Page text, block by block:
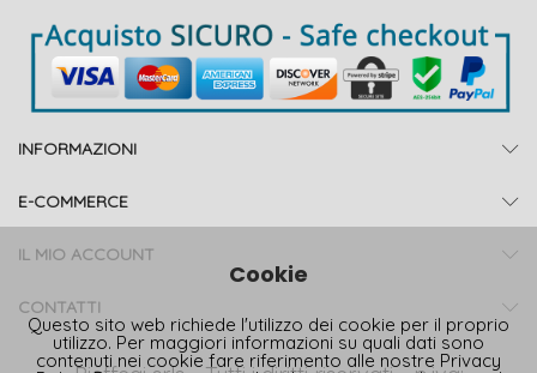
Cookie
Questo sito web richiede l'utilizzo dei cookie per il proprio
utilizzo. Per maggiori informazioni su quali dati sono
contenuti nei cookie fare riferimento alle nostre Privacy
INFORMAZIONI
E-COMMERCE
IL MIO ACCOUNT
CONTATTI